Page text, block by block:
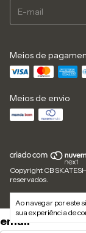
Ao navegar por este
sua experiência de
Meios de
Meios de envio
Copyright CB
reservados.
email